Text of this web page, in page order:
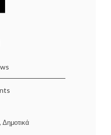
, Δημοτικά